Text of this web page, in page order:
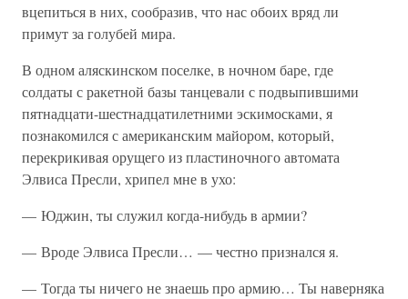
вцепиться в них, сообразив, что нас обоих вряд ли
примут за голубей мира.
В одном аляскинском поселке, в ночном баре, где
солдаты с ракетной базы танцевали с подвыпившими
пятнадцати-шестнадцатилетними эскимосками, я
познакомился с американским майором, который,
перекрикивая орущего из пластиночного автомата
Элвиса Пресли, хрипел мне в ухо:
— Юджин, ты служил когда-нибудь в армии?
— Вроде Элвиса Пресли… — честно признался я.
— Тогда ты ничего не знаешь про армию… Ты наверняка